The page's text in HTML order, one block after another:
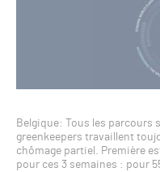
Belgique: Tous les parcours
greenkeepers travaillent
chômage partiel. Première
pour ces 3 semaines : pour